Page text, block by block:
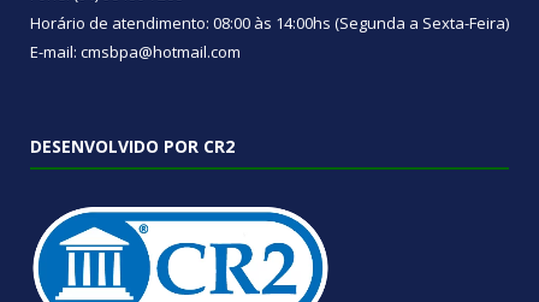
Horário de atendimento: 08:00 às 14:00hs (Segunda a Sexta-Feira)
E-mail: cmsbpa@hotmail.com
DESENVOLVIDO POR CR2